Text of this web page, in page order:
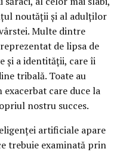
noutății și al adulților
Multe dintre
de lipsa de
și a identității, care îi
tribală. Toate au
care duce la
nostru succes.
artificiale apare
trebuie examinată prin